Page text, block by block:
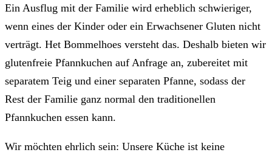
Ein Ausflug mit der Familie wird erheblich schwieriger,
wenn eines der Kinder oder ein Erwachsener Gluten nicht
verträgt. Het Bommelhoes versteht das. Deshalb bieten wir
glutenfreie Pfannkuchen auf Anfrage an, zubereitet mit
separatem Teig und einer separaten Pfanne, sodass der
Rest der Familie ganz normal den traditionellen
Pfannkuchen essen kann.
Wir möchten ehrlich sein: Unsere Küche ist keine